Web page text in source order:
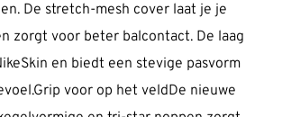
De stretch-mesh cover laat je je
zorgt voor beter balcontact. De laag
en biedt een stevige pasvorm
voor op het veldDe nieuwe